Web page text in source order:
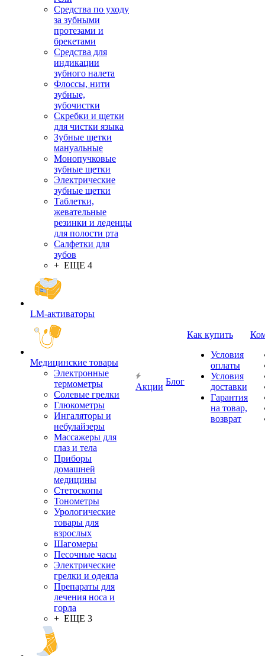
Средства по уходу
за зубными
протезами и
брекетами
Средства для
индикации
зубного налета
Флоссы, нити
зубные,
зубочистки
Скребки и щетки
для чистки языка
Зубные щетки
мануальные
Монопучковые
зубные щетки
Электрические
зубные щетки
Таблетки,
жевательные
резинки и леденцы
для полости рта
Салфетки для
зубов
+ ЕЩЕ 4
LM-активаторы
Медицинские товары
Электронные
термометры
Cолевые грелки
Глюкометры
Ингаляторы и
небулайзеры
Массажеры для
глаз и тела
Приборы
домашней
медицины
Стетоскопы
Тонометры
Урологические
товары для
взрослых
Шагомеры
Песочные часы
Электрические
грелки и одеяла
Препараты для
лечения носа и
горла
+ ЕЩЕ 3
Акции
Блог
Как купить
Условия
оплаты
Условия
доставки
Гарантия
на товар,
возврат